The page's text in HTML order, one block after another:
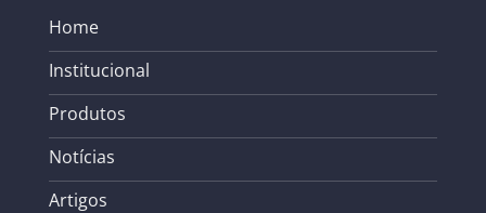
Home
Institucional
Produtos
Notícias
Artigos